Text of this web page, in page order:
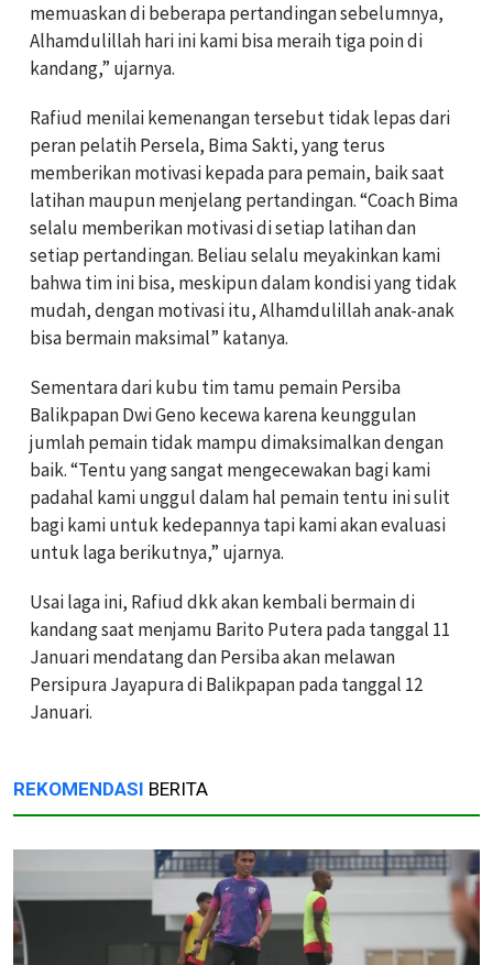
memuaskan di beberapa pertandingan sebelumnya,
Alhamdulillah hari ini kami bisa meraih tiga poin di
kandang,” ujarnya.
Rafiud menilai kemenangan tersebut tidak lepas dari
peran pelatih Persela, Bima Sakti, yang terus
memberikan motivasi kepada para pemain, baik saat
latihan maupun menjelang pertandingan. “Coach Bima
selalu memberikan motivasi di setiap latihan dan
setiap pertandingan. Beliau selalu meyakinkan kami
bahwa tim ini bisa, meskipun dalam kondisi yang tidak
mudah, dengan motivasi itu, Alhamdulillah anak-anak
bisa bermain maksimal” katanya.
Sementara dari kubu tim tamu pemain Persiba
Balikpapan Dwi Geno kecewa karena keunggulan
jumlah pemain tidak mampu dimaksimalkan dengan
baik. “Tentu yang sangat mengecewakan bagi kami
padahal kami unggul dalam hal pemain tentu ini sulit
bagi kami untuk kedepannya tapi kami akan evaluasi
untuk laga berikutnya,” ujarnya.
Usai laga ini, Rafiud dkk akan kembali bermain di
kandang saat menjamu Barito Putera pada tanggal 11
Januari mendatang dan Persiba akan melawan
Persipura Jayapura di Balikpapan pada tanggal 12
Januari.
REKOMENDASI BERITA